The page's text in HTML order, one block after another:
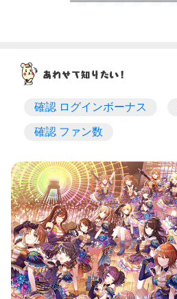
確認 ログインボーナス
確認 ファン数